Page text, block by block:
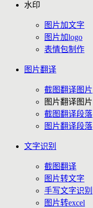
水印
图片加文字
图片加logo
表情包制作
图片翻译
截图翻译图片
图片翻译图片
截图翻译段落
图片翻译段落
文字识别
截图翻译
图片转文字
手写文字识别
图片转excel